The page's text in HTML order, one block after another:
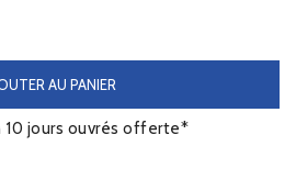
AU PANIER
10 jours ouvrés offerte*